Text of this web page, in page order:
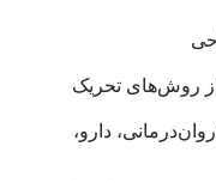
روش‌های تحریک
دارو،